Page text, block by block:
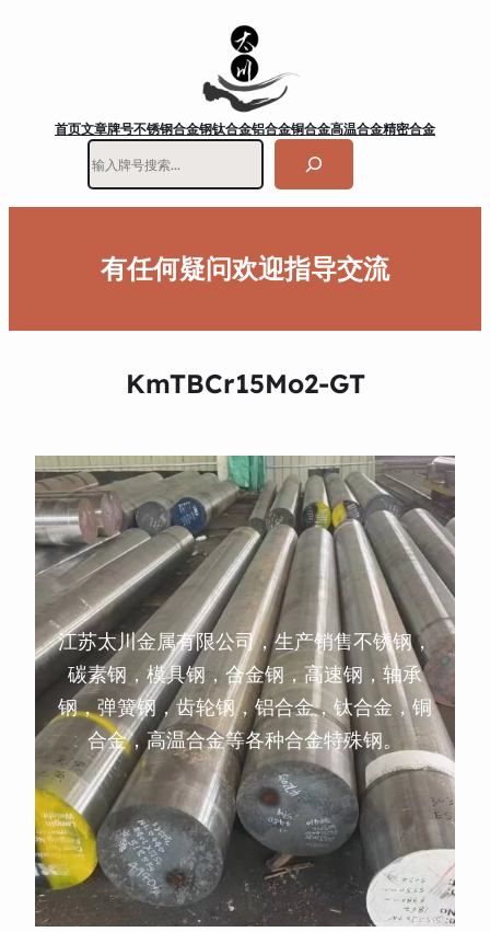
首页文章牌号不锈钢合金钢钛合金铝合金铜合金高温合金精密合金
有任何疑问欢迎指导交流
KmTBCr15Mo2-GT
江苏太川金属有限公司，生产销售不锈钢，
碳素钢，模具钢，合金钢，高速钢，轴承
钢，弹簧钢，齿轮钢，铝合金，钛合金，铜
合金，高温合金等各种合金特殊钢。